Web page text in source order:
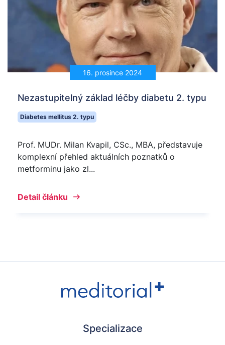
16. prosince 2024
Nezastupitelný základ léčby diabetu 2. typu
Diabetes mellitus 2. typu
Prof. MUDr. Milan Kvapil, CSc., MBA, představuje
komplexní přehled aktuálních poznatků o
metforminu jako zl...
Detail článku
Specializace